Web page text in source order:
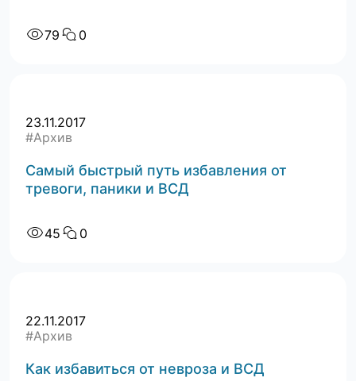
79 0
23.11.2017
#Архив
Самый быстрый путь избавления от
тревоги, паники и ВСД
45 0
22.11.2017
#Архив
Как избавиться от невроза и ВСД